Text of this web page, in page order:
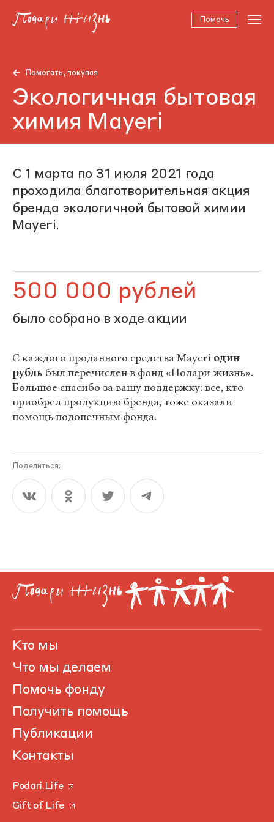
Помочь
Помогать, покупая
Экологичная бытовая
химия Mayeri
С 1 марта по 31 июля 2021 года
проходила благотворительная акция
бренда экологичной бытовой химии
Mayeri.
500 000 рублей
было собрано в ходе акции
С каждого проданного средства Mayeri один
рубль был перечислен в фонд «Подари жизнь».
Большое спасибо за вашу поддержку: все, кто
приобрел продукцию бренда, тоже оказали
помощь подопечным фонда.
Поделиться:
Кто мы
Что мы делаем
Помочь фонду
Получить помощь
Публикации
Контакты
Podari.Life
Gift of Life